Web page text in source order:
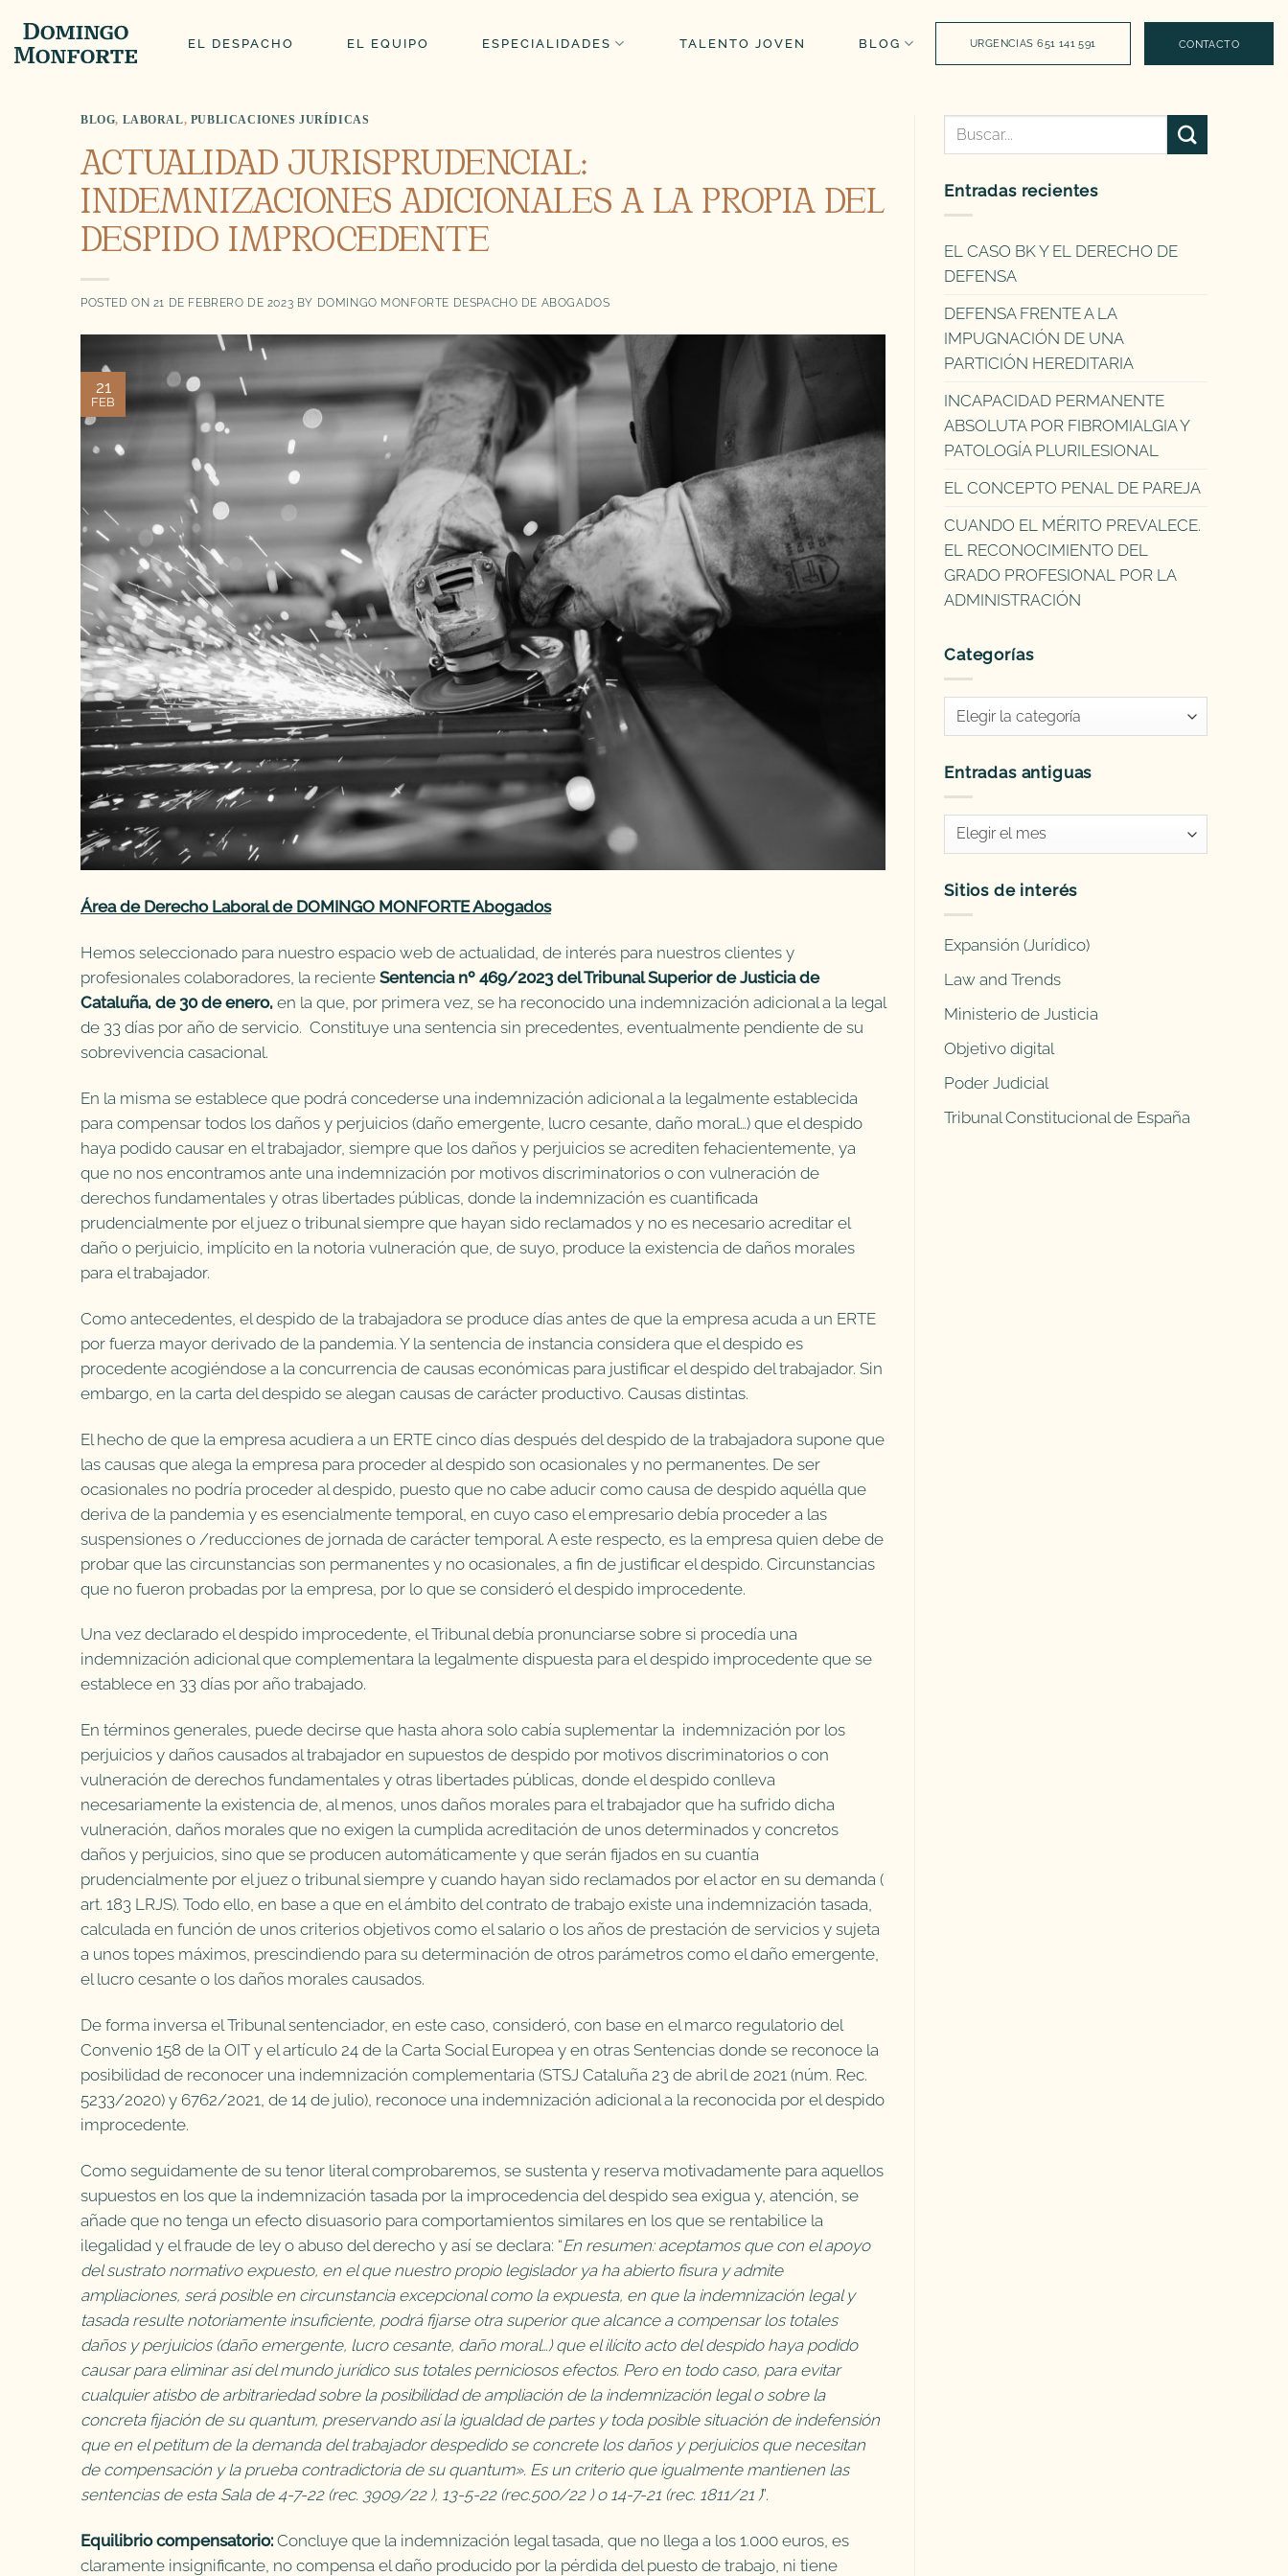
contenido
EL DESPACHO EL EQUIPO ESPECIALIDADES TALENTO JOVEN BLOG URGENCIAS 651 141 591 CONTACTO
BLOG, LABORAL, PUBLICACIONES JURÍDICAS
ACTUALIDAD JURISPRUDENCIAL:
INDEMNIZACIONES ADICIONALES A LA PROPIA DEL
DESPIDO IMPROCEDENTE
POSTED ON 21 DE FEBRERO DE 2023 BY DOMINGO MONFORTE DESPACHO DE ABOGADOS
21
FEB
Área de Derecho Laboral de DOMINGO MONFORTE Abogados
Hemos seleccionado para nuestro espacio web de actualidad, de interés para nuestros clientes y
profesionales colaboradores, la reciente Sentencia nº 469/2023 del Tribunal Superior de Justicia de
Cataluña, de 30 de enero, en la que, por primera vez, se ha reconocido una indemnización adicional a la legal
de 33 días por año de servicio. Constituye una sentencia sin precedentes, eventualmente pendiente de su
sobrevivencia casacional.
En la misma se establece que podrá concederse una indemnización adicional a la legalmente establecida
para compensar todos los daños y perjuicios (daño emergente, lucro cesante, daño moral…) que el despido
haya podido causar en el trabajador, siempre que los daños y perjuicios se acrediten fehacientemente, ya
que no nos encontramos ante una indemnización por motivos discriminatorios o con vulneración de
derechos fundamentales y otras libertades públicas, donde la indemnización es cuantificada
prudencialmente por el juez o tribunal siempre que hayan sido reclamados y no es necesario acreditar el
daño o perjuicio, implícito en la notoria vulneración que, de suyo, produce la existencia de daños morales
para el trabajador.
Como antecedentes, el despido de la trabajadora se produce días antes de que la empresa acuda a un ERTE
por fuerza mayor derivado de la pandemia. Y la sentencia de instancia considera que el despido es
procedente acogiéndose a la concurrencia de causas económicas para justificar el despido del trabajador. Sin
embargo, en la carta del despido se alegan causas de carácter productivo. Causas distintas.
El hecho de que la empresa acudiera a un ERTE cinco días después del despido de la trabajadora supone que
las causas que alega la empresa para proceder al despido son ocasionales y no permanentes. De ser
ocasionales no podría proceder al despido, puesto que no cabe aducir como causa de despido aquélla que
deriva de la pandemia y es esencialmente temporal, en cuyo caso el empresario debía proceder a las
suspensiones o /reducciones de jornada de carácter temporal. A este respecto, es la empresa quien debe de
probar que las circunstancias son permanentes y no ocasionales, a fin de justificar el despido. Circunstancias
que no fueron probadas por la empresa, por lo que se consideró el despido improcedente.
Una vez declarado el despido improcedente, el Tribunal debía pronunciarse sobre si procedía una
indemnización adicional que complementara la legalmente dispuesta para el despido improcedente que se
establece en 33 días por año trabajado.
En términos generales, puede decirse que hasta ahora solo cabía suplementar la indemnización por los
perjuicios y daños causados al trabajador en supuestos de despido por motivos discriminatorios o con
vulneración de derechos fundamentales y otras libertades públicas, donde el despido conlleva
necesariamente la existencia de, al menos, unos daños morales para el trabajador que ha sufrido dicha
vulneración, daños morales que no exigen la cumplida acreditación de unos determinados y concretos
daños y perjuicios, sino que se producen automáticamente y que serán fijados en su cuantía
prudencialmente por el juez o tribunal siempre y cuando hayan sido reclamados por el actor en su demanda (
art. 183 LRJS). Todo ello, en base a que en el ámbito del contrato de trabajo existe una indemnización tasada,
calculada en función de unos criterios objetivos como el salario o los años de prestación de servicios y sujeta
a unos topes máximos, prescindiendo para su determinación de otros parámetros como el daño emergente,
el lucro cesante o los daños morales causados.
De forma inversa el Tribunal sentenciador, en este caso, consideró, con base en el marco regulatorio del
Convenio 158 de la OIT y el artículo 24 de la Carta Social Europea y en otras Sentencias donde se reconoce la
posibilidad de reconocer una indemnización complementaria (STSJ Cataluña 23 de abril de 2021 (núm. Rec.
5233/2020) y 6762/2021, de 14 de julio), reconoce una indemnización adicional a la reconocida por el despido
improcedente.
Como seguidamente de su tenor literal comprobaremos, se sustenta y reserva motivadamente para aquellos
supuestos en los que la indemnización tasada por la improcedencia del despido sea exigua y, atención, se
añade que no tenga un efecto disuasorio para comportamientos similares en los que se rentabilice la
ilegalidad y el fraude de ley o abuso del derecho y así se declara: “En resumen: aceptamos que con el apoyo
del sustrato normativo expuesto, en el que nuestro propio legislador ya ha abierto fisura y admite
ampliaciones, será posible en circunstancia excepcional como la expuesta, en que la indemnización legal y
tasada resulte notoriamente insuficiente, podrá fijarse otra superior que alcance a compensar los totales
daños y perjuicios (daño emergente, lucro cesante, daño moral…) que el ilícito acto del despido haya podido
causar para eliminar así del mundo jurídico sus totales perniciosos efectos. Pero en todo caso, para evitar
cualquier atisbo de arbitrariedad sobre la posibilidad de ampliación de la indemnización legal o sobre la
concreta fijación de su quantum, preservando así la igualdad de partes y toda posible situación de indefensión
que en el petitum de la demanda del trabajador despedido se concrete los daños y perjuicios que necesitan
de compensación y la prueba contradictoria de su quantum». Es un criterio que igualmente mantienen las
sentencias de esta Sala de 4-7-22 (rec. 3909/22 ), 13-5-22 (rec.500/22 ) o 14-7-21 (rec. 1811/21 )”.
Equilibrio compensatorio: Concluye que la indemnización legal tasada, que no llega a los 1.000 euros, es
claramente insignificante, no compensa el daño producido por la pérdida del puesto de trabajo, ni tiene
Entradas recientes
EL CASO BK Y EL DERECHO DE
DEFENSA
DEFENSA FRENTE A LA
IMPUGNACIÓN DE UNA
PARTICIÓN HEREDITARIA
INCAPACIDAD PERMANENTE
ABSOLUTA POR FIBROMIALGIA Y
PATOLOGÍA PLURILESIONAL
EL CONCEPTO PENAL DE PAREJA
CUANDO EL MÉRITO PREVALECE.
EL RECONOCIMIENTO DEL
GRADO PROFESIONAL POR LA
ADMINISTRACIÓN
Categorías
Categorías
Entradas antiguas
Entradas
antiguas
Sitios de interés
Expansión (Jurídico)
Law and Trends
Ministerio de Justicia
Objetivo digital
Poder Judicial
Tribunal Constitucional de España